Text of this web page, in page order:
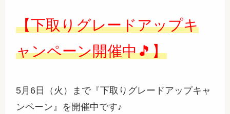
【下取りグレードアップキ
ャンペーン開催中🎵】
5月6日（火）まで『下取りグレードアップキャ
ンペーン』を開催中です♪